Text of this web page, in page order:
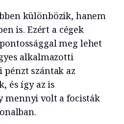
különbözik, hanem
is. Ezért a cégek
meg lehet
alkalmazotti
szántak az
és így az is
mennyi volt a focisták